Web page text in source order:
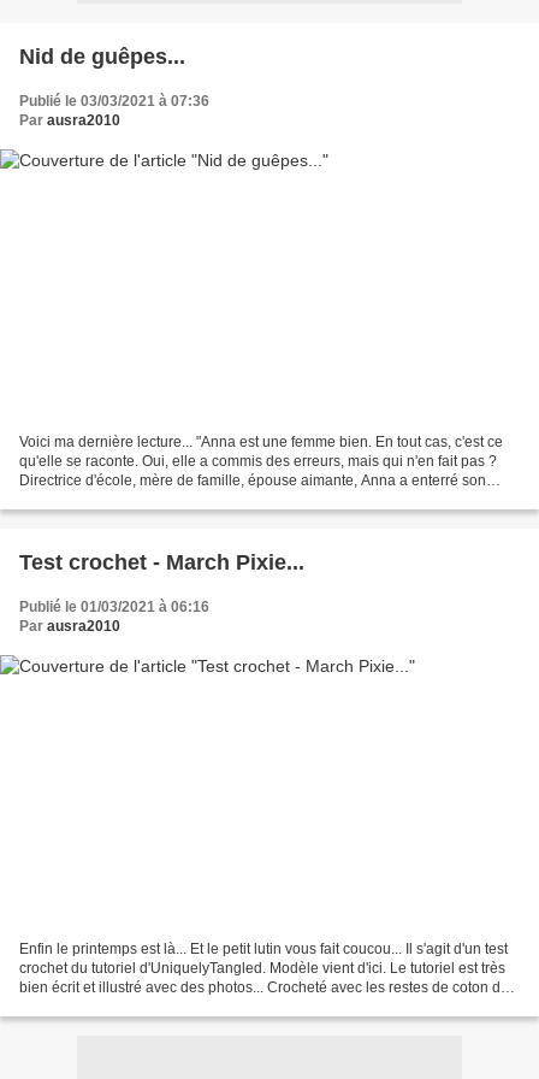
Nid de guêpes...
Publié le 03/03/2021 à 07:36
Par ausra2010
Voici ma dernière lecture... "Anna est une femme bien. En tout cas, c'est ce
qu'elle se raconte. Oui, elle a commis des erreurs, mais qui n'en fait pas ?
Directrice d'école, mère de famille, épouse aimante, Anna a enterré son
Test crochet - March Pixie...
Publié le 01/03/2021 à 06:16
Par ausra2010
Enfin le printemps est là... Et le petit lutin vous fait coucou... Il s'agit d'un test
crochet du tutoriel d'UniquelyTangled. Modèle vient d'ici. Le tutoriel est très
bien écrit et illustré avec des photos... Crocheté avec les restes de coton de